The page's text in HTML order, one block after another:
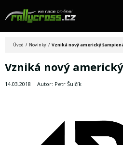
Úvod / Novinky / Vzniká nový americký
Vzniká nový
14.03.2018 | Autor: Petr Šulčík